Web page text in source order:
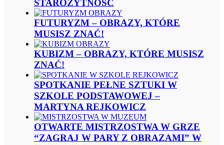
STAROŻYTNOŚĆ
FUTURYZM – OBRAZY, KTÓRE
MUSISZ ZNAĆ!
KUBIZM – OBRAZY, KTÓRE MUSISZ
ZNAĆ!
SPOTKANIE PEŁNE SZTUKI W
SZKOLE PODSTAWOWEJ –
MARTYNA REJKOWICZ
OTWARTE MISTRZOSTWA W GRZE
“ZAGRAJ W PARY Z OBRAZAMI” W